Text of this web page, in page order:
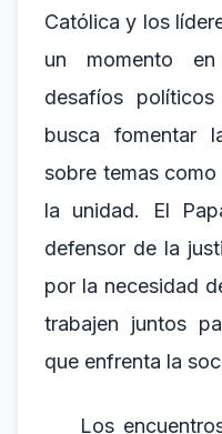
Católica y los
un momento
desafíos
busca fomentar
sobre temas
la unidad. El
defensor de la
por la necesidad
trabajen juntos
que enfrenta la
Los